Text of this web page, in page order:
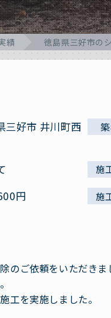
績 徳島県三好市の
三好市 井川町西
施
円 施
ご依頼をいただきま
工を実施しました。